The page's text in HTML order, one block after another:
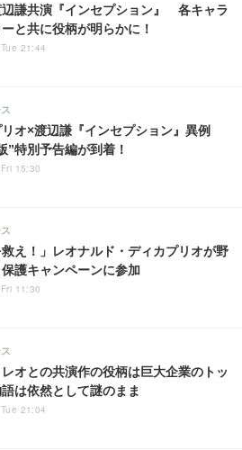
辺謙共演『インセプション』 各キャラ
と共に役柄が明らかに！
21:44
オ×渡辺謙『インセプション』異例
”特別予告編が到着！
15:30
救え！」レオナルド・ディカプリオが野
護キャンペーンに参加
11:30
オとの共演作の役柄は巨大企業のトッ
は依然として謎のまま
21:04